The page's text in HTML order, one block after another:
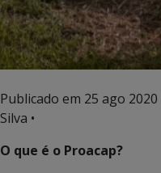
Publicado em 25 ago 2020
Silva •
O que é o Proacap?